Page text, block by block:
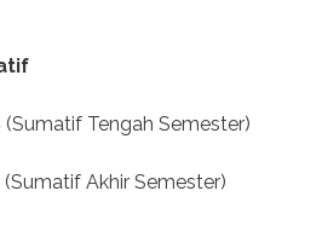
(Sumatif Tengah Semester)
(Sumatif Akhir Semester)